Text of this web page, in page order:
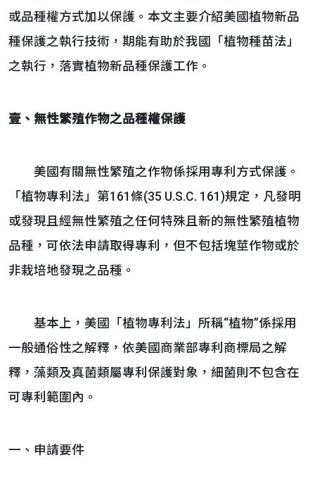
或品種權方式加以保護。本文主要介紹美國植物新品
種保護之執行技術，期能有助於我國「植物種苗法」
之執行，落實植物新品種保護工作。
壹、無性繁殖作物之品種權保護
美國有關無性繁殖之作物係採用專利方式保護。
「植物專利法」第161條(35 U.S.C. 161)規定，凡發明
或發現且經無性繁殖之任何特殊且新的無性繁殖植物
品種，可依法申請取得專利，但不包括塊莖作物或於
非栽培地發現之品種。
基本上，美國「植物專利法」所稱“植物”係採用
一般通俗性之解釋，依美國商業部專利商標局之解
釋，藻類及真菌類屬專利保護對象，細菌則不包含在
可專利範圍內。
一、申請要件